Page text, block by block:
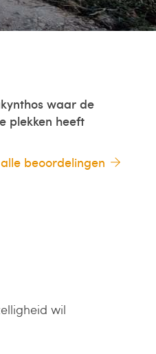
waar de
plekken heeft
beoordelingen
wil